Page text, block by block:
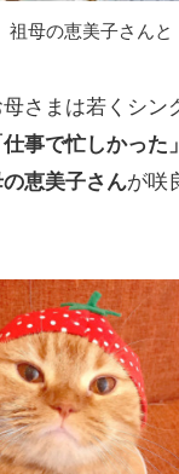
祖母の恵美子さんと
さまは若くシン
仕事で忙しかった」
恵美子さんが咲